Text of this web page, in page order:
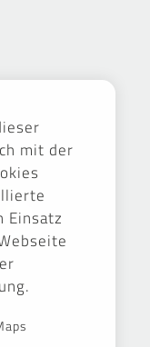
GmbH
mit der
Einsatz